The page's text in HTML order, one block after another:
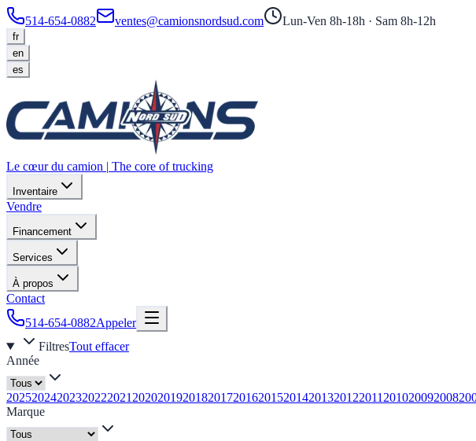
514-654-0882 ventes@camionsnordsud.com Lun-Ven 8h-18h · Sam 8h-12h
fr
en
es
Le cœur du camion | The core of trucking
Inventaire
Vendre
Financement
Services
À propos
Contact
514-654-0882Appeler
FiltresTout effacer
Année
20252024202320222021 2020201920182017201620152014201320122011 201020092008
Marque